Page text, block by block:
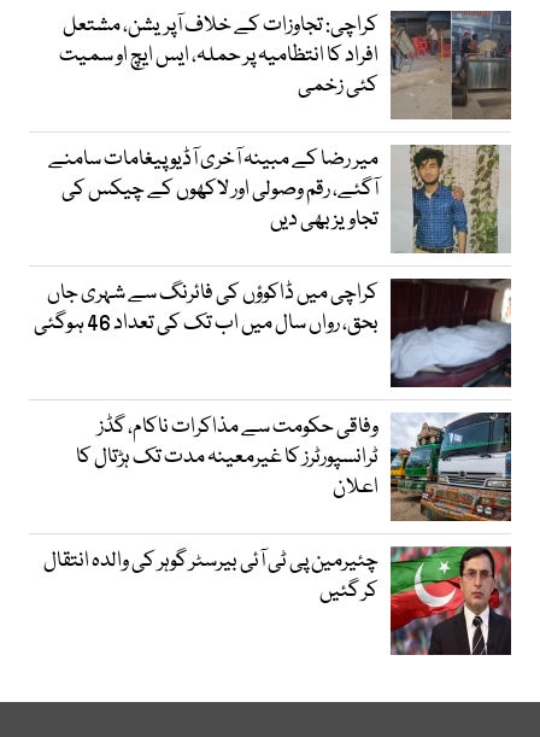
کراچی: تجاوزات کے خلاف آپریشن، مشتعل
افراد کا انتظامیہ پر حملہ، ایس ایچ او سمیت
کئی زخمی
میر رضا کے مبینہ آخری آڈیو پیغامات سامنے
آگئے، رقم وصولی اور لاکھوں کے چیکس کی
تجاویز بھی دیں
کراچی میں ڈاکوؤں کی فائرنگ سے شہری جاں
بحق، رواں سال میں اب تک کی تعداد 46 ہوگئی
وفاقی حکومت سے مذاکرات ناکام، گڈز
ٹرانسپورٹرز کا غیرمعینہ مدت تک ہڑتال کا
اعلان
چئیرمین پی ٹی آئی بیرسٹر گوہر کی والدہ انتقال
کر گئیں